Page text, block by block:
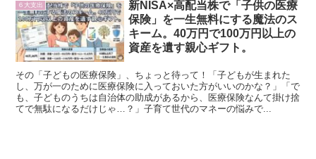
６大支出
新NISA×高配当株で「子供の医療
保険」を一生無料にする魔法のス
キーム。40万円で100万円以上の
資産を遺す親心ギフト。
その「子どもの医療保険」、ちょっと待って！「子どもが生まれた
し、万が一のために医療保険に入っておいた方がいいのかな？」「で
も、子どものうちは自治体の助成があるから、医療保険なんて掛け捨
てで無駄になるだけじゃ…？」子育て世代のマネーの悩みで...